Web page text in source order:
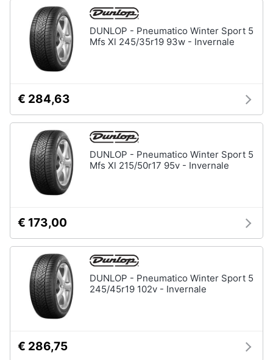
Animali
Motori
cd
dvd
Festività
e
ricorrenze
Servizi
Assistenza
clienti
DUNLOP - Pneumatico Winter Sport 5
Mfs Xl 245/35r19 93w - Invernale
€ 284,63
DUNLOP - Pneumatico Winter Sport 5
Mfs Xl 215/50r17 95v - Invernale
€ 173,00
DUNLOP - Pneumatico Winter Sport 5
245/45r19 102v - Invernale
€ 286,75